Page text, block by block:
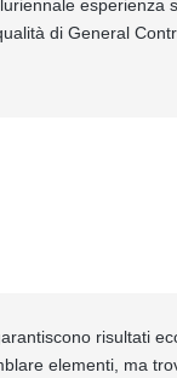
esperienza
di General
risultati
elementi, ma